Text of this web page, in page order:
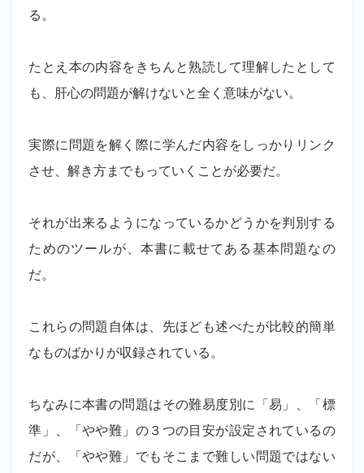
る。
たとえ本の内容をきちんと熟読して理解したとして
も、肝心の問題が解けないと全く意味がない。
実際に問題を解く際に学んだ内容をしっかりリンク
させ、解き方までもっていくことが必要だ。
それが出来るようになっているかどうかを判別する
ためのツールが、本書に載せてある基本問題なの
だ。
これらの問題自体は、先ほども述べたが比較的簡単
なものばかりが収録されている。
ちなみに本書の問題はその難易度別に「易」、「標
準」、「やや難」の３つの目安が設定されているの
だが、「やや難」でもそこまで難しい問題ではない